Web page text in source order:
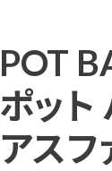
POT
ポット
アスフ